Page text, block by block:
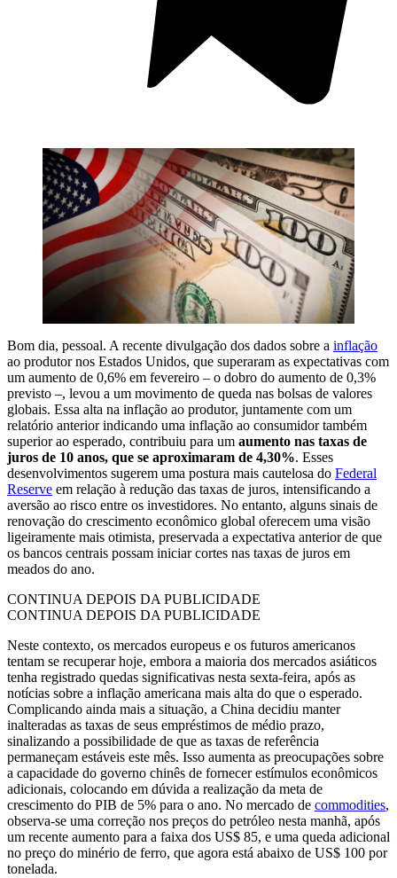
Bom dia, pessoal. A recente divulgação dos dados sobre a inflação
ao produtor nos Estados Unidos, que superaram as expectativas com
um aumento de 0,6% em fevereiro – o dobro do aumento de 0,3%
previsto –, levou a um movimento de queda nas bolsas de valores
globais. Essa alta na inflação ao produtor, juntamente com um
relatório anterior indicando uma inflação ao consumidor também
superior ao esperado, contribuiu para um aumento nas taxas de
juros de 10 anos, que se aproximaram de 4,30%. Esses
desenvolvimentos sugerem uma postura mais cautelosa do Federal
Reserve em relação à redução das taxas de juros, intensificando a
aversão ao risco entre os investidores. No entanto, alguns sinais de
renovação do crescimento econômico global oferecem uma visão
ligeiramente mais otimista, preservada a expectativa anterior de que
os bancos centrais possam iniciar cortes nas taxas de juros em
meados do ano.
CONTINUA DEPOIS DA PUBLICIDADE
CONTINUA DEPOIS DA PUBLICIDADE
Neste contexto, os mercados europeus e os futuros americanos
tentam se recuperar hoje, embora a maioria dos mercados asiáticos
tenha registrado quedas significativas nesta sexta-feira, após as
notícias sobre a inflação americana mais alta do que o esperado.
Complicando ainda mais a situação, a China decidiu manter
inalteradas as taxas de seus empréstimos de médio prazo,
sinalizando a possibilidade de que as taxas de referência
permaneçam estáveis este mês. Isso aumenta as preocupações sobre
a capacidade do governo chinês de fornecer estímulos econômicos
adicionais, colocando em dúvida a realização da meta de
crescimento do PIB de 5% para o ano. No mercado de commodities,
observa-se uma correção nos preços do petróleo nesta manhã, após
um recente aumento para a faixa dos US$ 85, e uma queda adicional
no preço do minério de ferro, que agora está abaixo de US$ 100 por
tonelada.